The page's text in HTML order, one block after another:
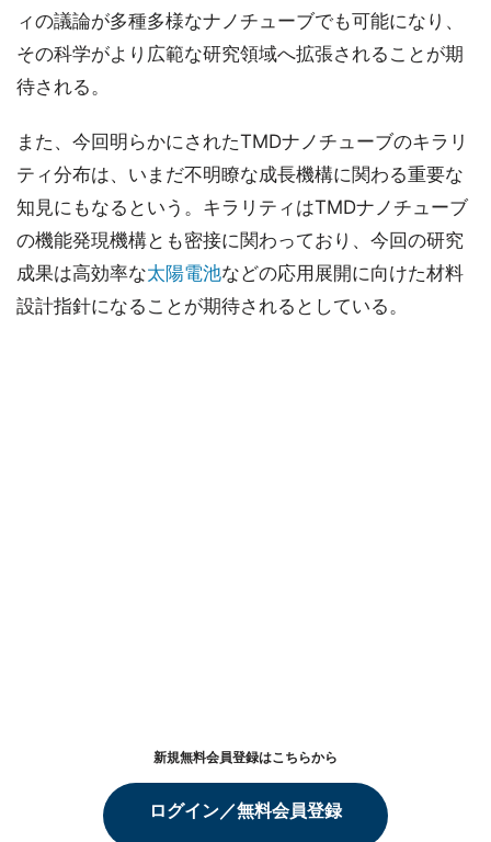
ィの議論が多種多様なナノチューブでも可能になり、
その科学がより広範な研究領域へ拡張されることが期
待される。
また、今回明らかにされたTMDナノチューブのキラリ
ティ分布は、いまだ不明瞭な成長機構に関わる重要な
知見にもなるという。キラリティはTMDナノチューブ
の機能発現機構とも密接に関わっており、今回の研究
成果は高効率な太陽電池などの応用展開に向けた材料
設計指針になることが期待されるとしている。
新規無料会員登録はこちらから
ログイン／無料会員登録